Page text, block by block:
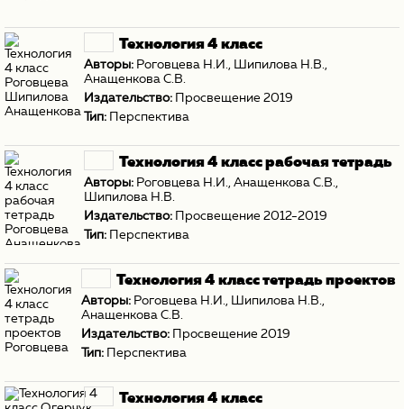
Технология 4 класс
Авторы: Роговцева Н.И., Шипилова Н.В.,
Анащенкова С.В.
Издательство: Просвещение 2019
Тип: Перспектива
Технология 4 класс рабочая тетрадь
Авторы: Роговцева Н.И., Анащенкова С.В.,
Шипилова Н.В.
Издательство: Просвещение 2012-2019
Тип: Перспектива
Технология 4 класс тетрадь проектов
Авторы: Роговцева Н.И., Шипилова Н.В.,
Анащенкова С.В.
Издательство: Просвещение 2019
Тип: Перспектива
Технология 4 класс